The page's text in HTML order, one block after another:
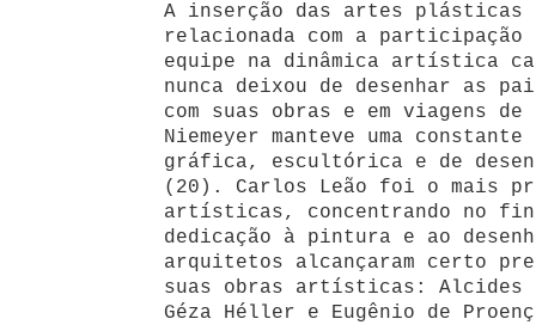
A inserção das artes plásticas
relacionada com a participação
equipe na dinâmica artística
nunca deixou de desenhar as
com suas obras e em viagens
Niemeyer manteve uma
gráfica, escultórica e de
(20). Carlos Leão foi o mais
artísticas, concentrando no
dedicação à pintura e ao
arquitetos alcançaram certo
suas obras artísticas: Alcides
Géza Héller e Eugênio de